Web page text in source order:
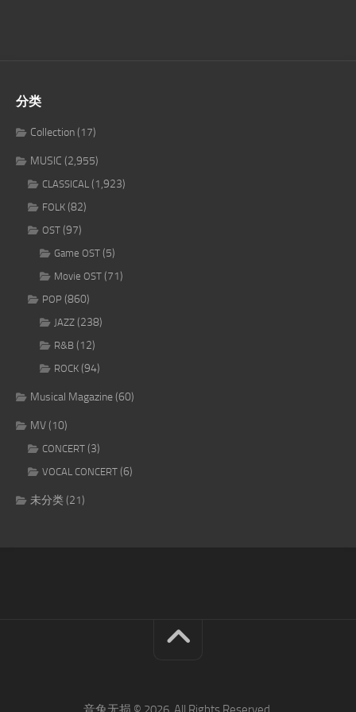
分类
Collection(17)
MUSIC (2,955)
CLASSICAL (1,923)
FOLK (82)
OST (97)
Game OST (5)
Movie OST (71)
POP (860)
JAZZ (238)
R&B (12)
ROCK (94)
Musical Magazine(60)
MV(10)
CONCERT (3)
VOCAL CONCERT (6)
未分类(21)